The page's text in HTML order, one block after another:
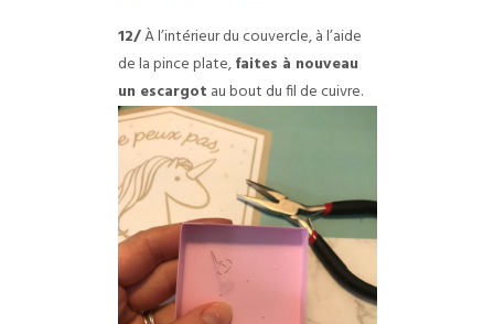
12/À l’intérieur du couvercle, à l’aide
de la pince plate,faites à nouveau
un escargot au bout du fil de cuivre.